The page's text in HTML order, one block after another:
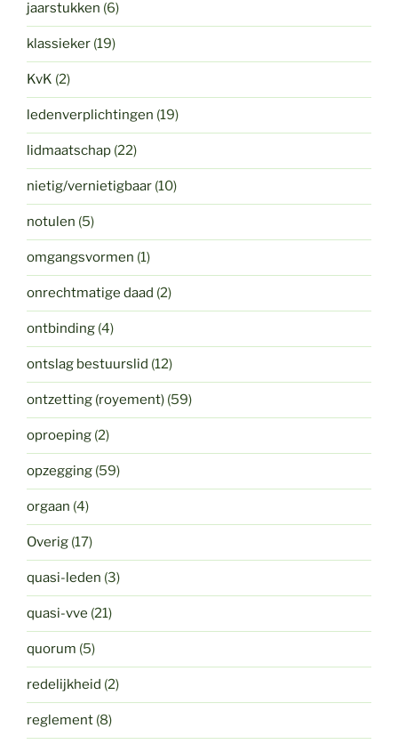
jaarstukken (6)
klassieker (19)
KvK (2)
ledenverplichtingen (19)
lidmaatschap (22)
nietig/vernietigbaar (10)
notulen (5)
omgangsvormen (1)
onrechtmatige daad (2)
ontbinding (4)
ontslag bestuurslid (12)
ontzetting (royement) (59)
oproeping (2)
opzegging (59)
orgaan (4)
Overig (17)
quasi-leden (3)
quasi-vve (21)
quorum (5)
redelijkheid (2)
reglement (8)